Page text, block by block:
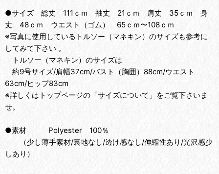
●サイズ 総丈 111ｃｍ 袖丈 21ｃｍ 肩丈 35ｃｍ 身
丈 48ｃｍ ウエスト（ゴム） 65ｃｍ〜108ｃｍ
※写真に使用しているトルソー（マネキン）のサイズも参考に
してみて下さい 。
トルソー（マネキン）のサイズは
約9号サイズ/肩幅37cm/バスト（胸囲）88cm/ウエスト
63cm/ヒップ83cm
※詳しくはトップページの「サイズについて」をご覧下さいま
せ。
●素材 Polyester 100％
（少し薄手素材/裏地なし/透け感なし/伸縮性あり/光沢感少
しあり）